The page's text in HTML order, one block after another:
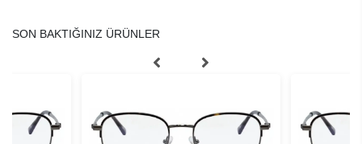
SON BAKTIĞINIZ ÜRÜNLER